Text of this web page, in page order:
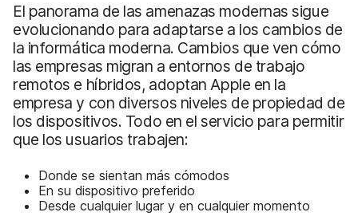
El panorama de las amenazas modernas sigue
evolucionando para adaptarse a los cambios de
la informática moderna. Cambios que ven cómo
las empresas migran a entornos de trabajo
remotos e híbridos, adoptan Apple en la
empresa y con diversos niveles de propiedad de
los dispositivos. Todo en el servicio para permitir
que los usuarios trabajen:
Donde se sientan más cómodos
En su dispositivo preferido
Desde cualquier lugar y en cualquier momento